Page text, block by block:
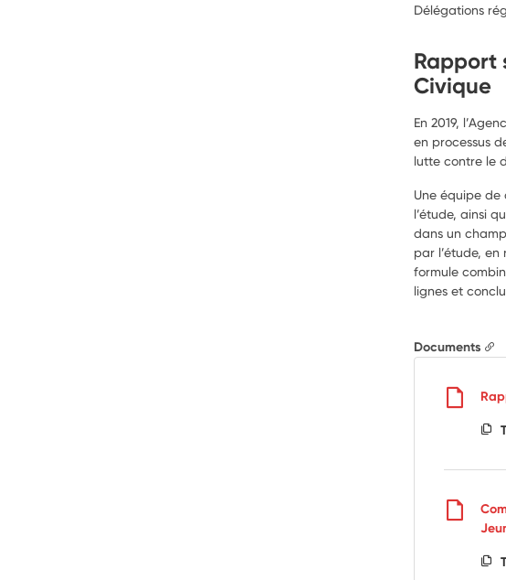
Délégations
Rapport
Civique
En 2019,
en processus
lutte contre le
Une équipe de
l’étude, ainsi
dans un
par l’étude,
formule
lignes et
Documents